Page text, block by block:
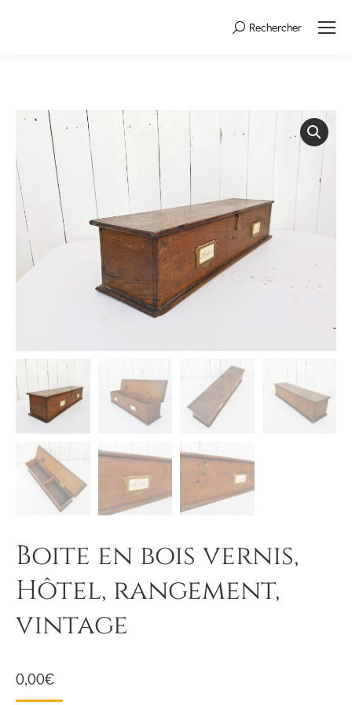
Search:Rechercher
Boite en bois vernis,
Hôtel, rangement,
vintage
0,00€